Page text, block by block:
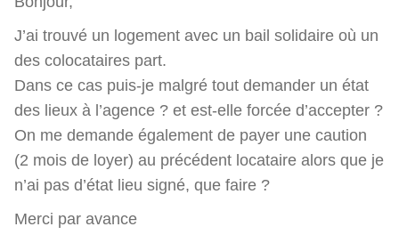
J’ai trouvé un logement avec un bail solidaire où un
des colocataires part.
Dans ce cas puis-je malgré tout demander un état
des lieux à l’agence ? et est-elle forcée d’accepter ?
On me demande également de payer une caution
(2 mois de loyer) au précédent locataire alors que je
n’ai pas d’état lieu signé, que faire ?
Merci par avance